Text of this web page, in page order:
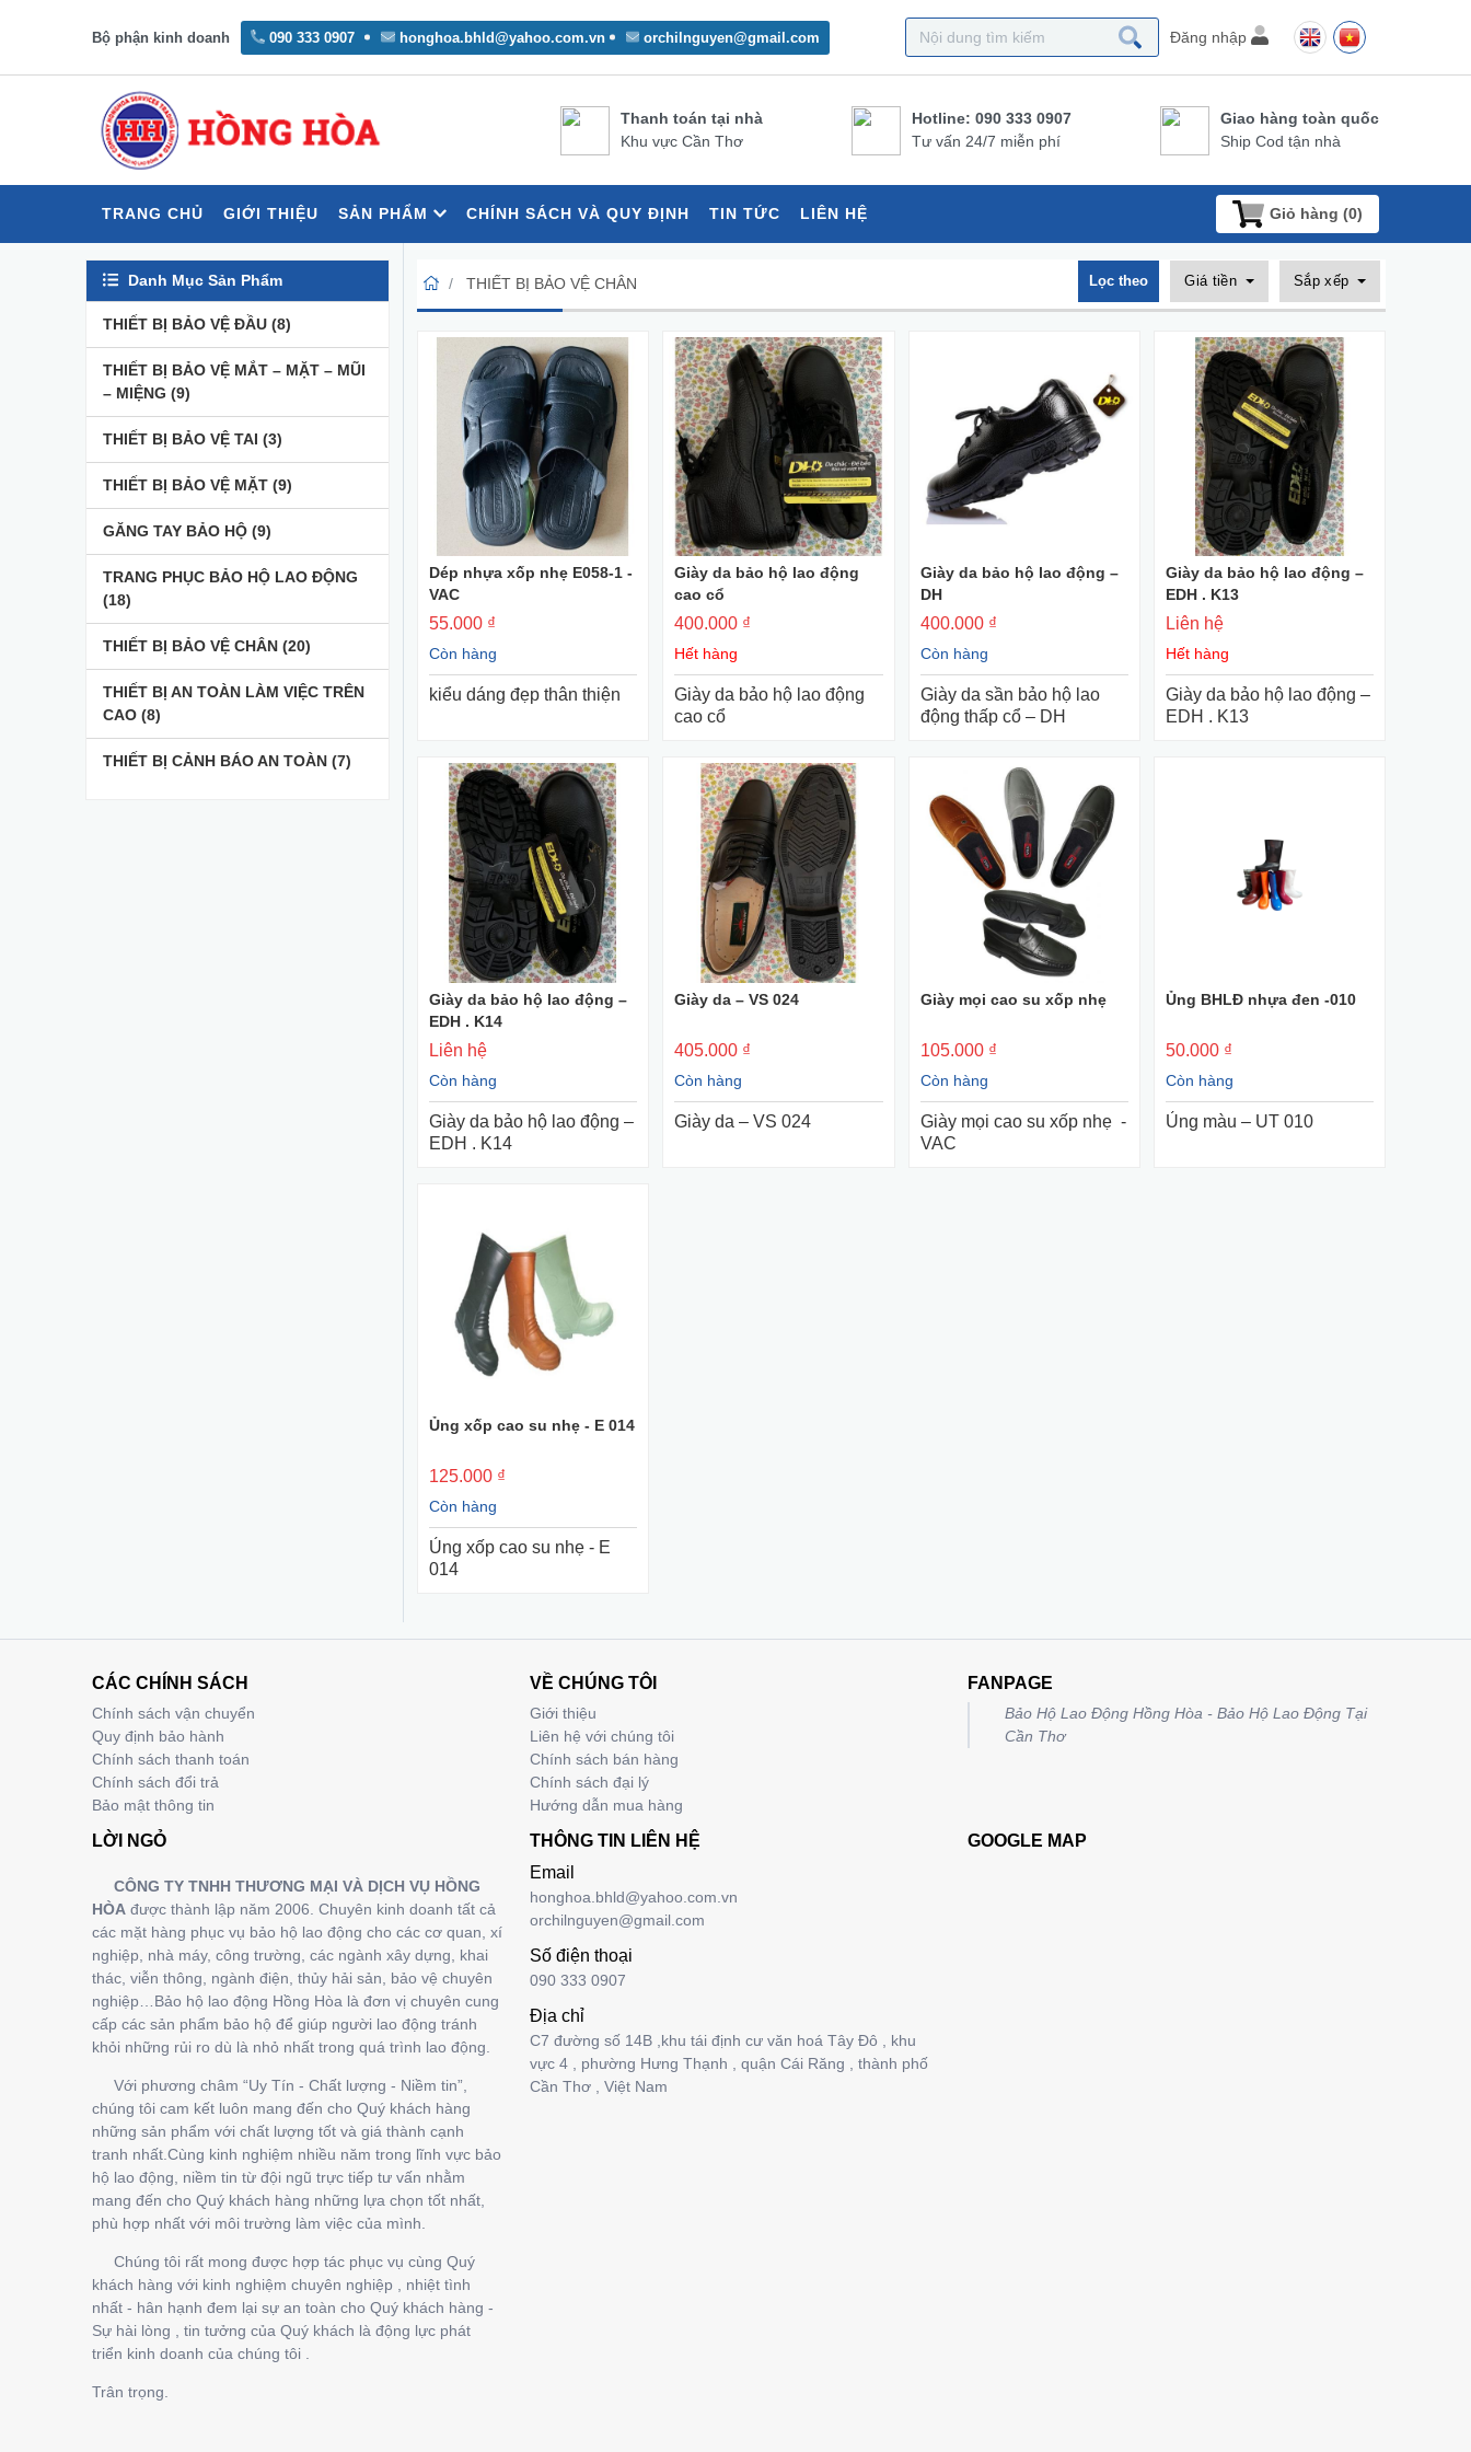
Bộ phận kinh doanh 090 333 0907 honghoa.bhld@yahoo.com.vn orchilnguyen@gmail.com Đăng nhập
Thanh toán tại nhà
Khu vực Cần Thơ
Hotline: 090 333 0907
Tư vấn 24/7 miễn phí
Giao hàng toàn quốc
Ship Cod tận nhà
TRANG CHỦ GIỚI THIỆU SẢN PHẨM CHÍNH SÁCH VÀ QUY ĐỊNH TIN TỨC LIÊN HỆ Giỏ hàng (0)
Danh Mục Sản Phẩm
THIẾT BỊ BẢO VỆ ĐẦU (8)
THIẾT BỊ BẢO VỆ MẮT – MẶT – MŨI
– MIỆNG (9)
THIẾT BỊ BẢO VỆ TAI (3)
THIẾT BỊ BẢO VỆ MẶT (9)
GĂNG TAY BẢO HỘ (9)
TRANG PHỤC BẢO HỘ LAO ĐỘNG
(18)
THIẾT BỊ BẢO VỆ CHÂN (20)
THIẾT BỊ AN TOÀN LÀM VIỆC TRÊN
CAO (8)
THIẾT BỊ CẢNH BÁO AN TOÀN (7)
THIẾT BỊ BẢO VỆ CHÂN Lọc theo Giá tiền Sắp xếp
Dép nhựa xốp nhẹ E058-1 -
VAC
55.000 ₫
Còn hàng
kiểu dáng đẹp thân thiện
Giày da bảo hộ lao động
cao cổ
400.000 ₫
Hết hàng
Giày da bảo hộ lao động
cao cổ
Giày da bảo hộ lao động –
DH
400.000 ₫
Còn hàng
Giày da sần bảo hộ lao
động thấp cổ – DH
+ Mua Ngay
Giày da bảo hộ lao động –
EDH . K13
Liên hệ
Hết hàng
Giày da bảo hộ lao động –
EDH . K13
+ Mua Ngay
Giày da bảo hộ lao động –
EDH . K14
Liên hệ
Còn hàng
Giày da bảo hộ lao động –
EDH . K14
Giày da – VS 024
405.000 ₫
Còn hàng
Giày da – VS 024
Giày mọi cao su xốp nhẹ
105.000 ₫
Còn hàng
Giày mọi cao su xốp nhẹ -
VAC
Ủng BHLĐ nhựa đen -010
50.000 ₫
Còn hàng
Ủng màu – UT 010
Ủng xốp cao su nhẹ - E 014
125.000 ₫
Còn hàng
Ủng xốp cao su nhẹ - E
014
CÁC CHÍNH SÁCH
Chính sách vận chuyển
Quy định bảo hành
Chính sách thanh toán
Chính sách đổi trả
Bảo mật thông tin
VỀ CHÚNG TÔI
Giới thiệu
Liên hệ với chúng tôi
Chính sách bán hàng
Chính sách đại lý
Hướng dẫn mua hàng
FANPAGE
Bảo Hộ Lao Động Hồng Hòa - Bảo Hộ Lao Động Tại
Cần Thơ
LỜI NGỎ
CÔNG TY TNHH THƯƠNG MẠI VÀ DỊCH VỤ HỒNG
HÒA được thành lập năm 2006. Chuyên kinh doanh tất cả
các mặt hàng phục vụ bảo hộ lao động cho các cơ quan, xí
nghiệp, nhà máy, công trường, các ngành xây dựng, khai
thác, viễn thông, ngành điện, thủy hải sản, bảo vệ chuyên
nghiệp…Bảo hộ lao động Hồng Hòa là đơn vị chuyên cung
cấp các sản phẩm bảo hộ để giúp người lao động tránh
khỏi những rủi ro dù là nhỏ nhất trong quá trình lao động.
Với phương châm “Uy Tín - Chất lượng - Niềm tin”,
chúng tôi cam kết luôn mang đến cho Quý khách hàng
những sản phẩm với chất lượng tốt và giá thành cạnh
tranh nhất.Cùng kinh nghiệm nhiều năm trong lĩnh vực bảo
hộ lao động, niềm tin từ đội ngũ trực tiếp tư vấn nhằm
mang đến cho Quý khách hàng những lựa chọn tốt nhất,
phù hợp nhất với môi trường làm việc của mình.
Chúng tôi rất mong được hợp tác phục vụ cùng Quý
khách hàng với kinh nghiệm chuyên nghiệp , nhiệt tình
nhất - hân hạnh đem lại sự an toàn cho Quý khách hàng -
Sự hài lòng , tin tưởng của Quý khách là động lực phát
triển kinh doanh của chúng tôi .
Trân trọng.
THÔNG TIN LIÊN HỆ
Email
honghoa.bhld@yahoo.com.vn
orchilnguyen@gmail.com
Số điện thoại
090 333 0907
Địa chỉ
C7 đường số 14B ,khu tái định cư văn hoá Tây Đô , khu
vực 4 , phường Hưng Thạnh , quận Cái Răng , thành phố
Cần Thơ , Việt Nam
GOOGLE MAP